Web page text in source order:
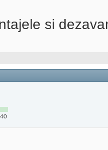
si
40